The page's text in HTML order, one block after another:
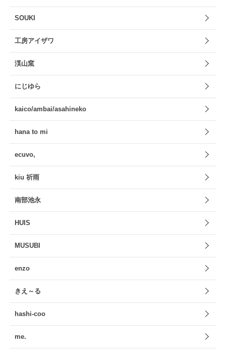
SOUKI
工房アイザワ
渓山窯
にじゆら
kaico/ambai/asahineko
hana to mi
ecuvo,
kiu 祈雨
南部池永
HUIS
MUSUBI
enzo
きえ～る
hashi-coo
me.